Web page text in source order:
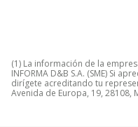
(1) La información de la
INFORMA D&B S.A. (SME) Si
dirígete acreditando tu
Avenida de Europa, 19, 28108,